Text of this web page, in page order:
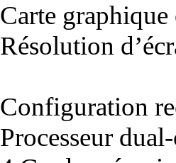
Carte
Résolution
Configuration
Processeur